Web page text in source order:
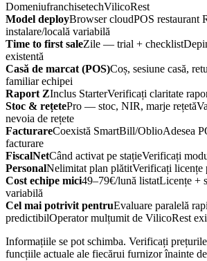
DomeniufranchisetechVilicoRest
Model deployBrowser cloudPOS restaurant
instalare/locală variabilă
Time to first saleZile — trial + checklist
existentă
Casă de marcat (POS)Coș, sesiune casă,
familiar echipei
Raport ZInclus StarterVerificați claritate
Stoc & rețetePro — stoc, NIR, marje rețetă
nevoia de rețete
FacturareCoexistă SmartBill/OblioAdesea
facturare
FiscalNetCând activat pe stațieVerificați
PersonalNelimitat plan plătitVerificați licențe
Cost echipe mici49–79€/lună listatLicențe +
variabilă
Cel mai potrivit pentruEvaluare paralelă
predictibilOperator mulțumit de VilicoRest
Informațiile se pot schimba. Verificați
funcțiile actuale ale fiecărui furnizor înainte